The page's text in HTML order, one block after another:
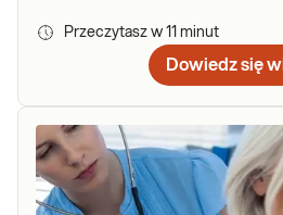
Przeczytasz w 11 minut
Dowiedz się